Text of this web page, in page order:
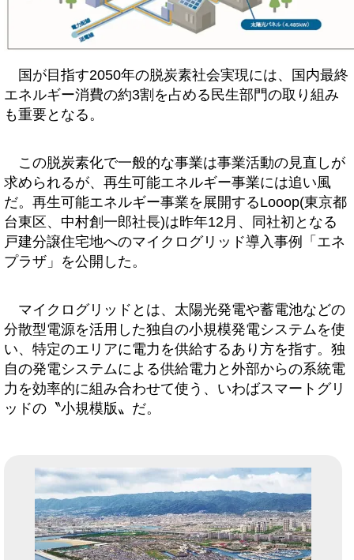
国が目指す2050年の脱炭素社会実現には、国内最終
エネルギー消費の約3割を占める民生部門の取り組み
も重要となる。
この脱炭素化で一般的な事業は事業活動の見直しが
求められるが、再生可能エネルギー事業には追い風
だ。再生可能エネルギー事業を展開するLooop(東京都
台東区、中村創一郎社長)は昨年12月、同社初となる
戸建分譲住宅地へのマイクログリッド導入事例「エネ
プラザ」を公開した。
マイクログリッドとは、太陽光発電や蓄電池などの
分散型電源を活用した独自の小規模発電システムを使
い、特定のエリアに電力を供給するあり方を指す。独
自の発電システムによる供給電力と外部からの系統電
力を効率的に組み合わせて使う、いわばスマートグリ
ッドの〝小規模版〟だ。